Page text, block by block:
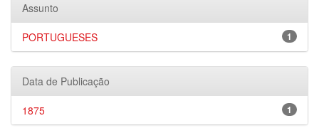
Assunto
1
PORTUGUESES
Data de Publicação
1
1875